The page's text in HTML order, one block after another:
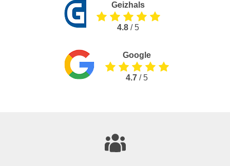
Geizhals
4.8 / 5
Google
4.7 / 5